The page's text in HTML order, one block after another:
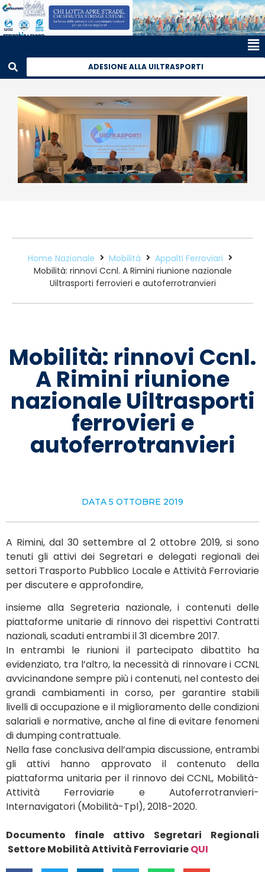
ADESIONE ALLA UILTRASPORTI
Home Nazionale Mobilità
Appalti Ferroviari
Mobilità: rinnovi Ccnl. A Rimini riunione nazionale
Uiltrasporti ferrovieri e autoferrotranvieri
Mobilità: rinnovi Ccnl.
A Rimini riunione
nazionale Uiltrasporti
ferrovieri e
autoferrotranvieri
DATA 5 OTTOBRE 2019
A Rimini, dal 30 settembre al 2 ottobre 2019, si sono
tenuti gli attivi dei Segretari e delegati regionali dei
settori Trasporto Pubblico Locale e Attività Ferroviarie
per discutere e approfondire,
insieme alla Segreteria nazionale, i contenuti delle
piattaforme unitarie di rinnovo dei rispettivi Contratti
nazionali, scaduti entrambi il 31 dicembre 2017.
In entrambi le riunioni il partecipato dibattito ha
evidenziato, tra l’altro, la necessità di rinnovare i CCNL
avvicinandone sempre più i contenuti, nel contesto dei
grandi cambiamenti in corso, per garantire stabili
livelli di occupazione e il miglioramento delle condizioni
salariali e normative, anche al fine di evitare fenomeni
di dumping contrattuale.
Nella fase conclusiva dell’ampia discussione, entrambi
gli attivi hanno approvato il contenuto della
piattaforma unitaria per il rinnovo dei CCNL, Mobilità-
Attività Ferroviarie e Autoferrotranvieri-
Internavigatori (Mobilità-Tpl), 2018-2020.
Documento finale attivo Segretari Regionali
Settore Mobilità Attività FerroviarieQUI